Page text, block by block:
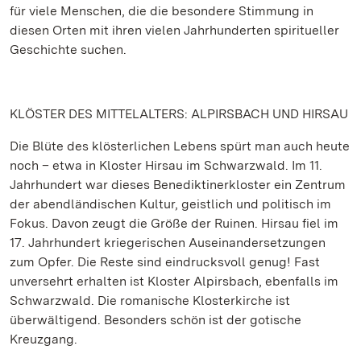
für viele Menschen, die die besondere Stimmung in
diesen Orten mit ihren vielen Jahrhunderten spiritueller
Geschichte suchen.
KLÖSTER DES MITTELALTERS: ALPIRSBACH UND HIRSAU
Die Blüte des klösterlichen Lebens spürt man auch heute
noch – etwa in Kloster Hirsau im Schwarzwald. Im 11.
Jahrhundert war dieses Benediktinerkloster ein Zentrum
der abendländischen Kultur, geistlich und politisch im
Fokus. Davon zeugt die Größe der Ruinen. Hirsau fiel im
17. Jahrhundert kriegerischen Auseinandersetzungen
zum Opfer. Die Reste sind eindrucksvoll genug! Fast
unversehrt erhalten ist Kloster Alpirsbach, ebenfalls im
Schwarzwald. Die romanische Klosterkirche ist
überwältigend. Besonders schön ist der gotische
Kreuzgang.